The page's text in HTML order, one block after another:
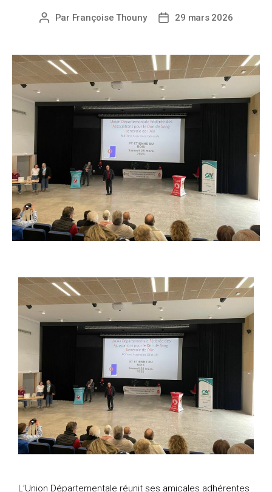
Par Françoise Thouny 29 mars 2026
L’Union Départementale réunit ses amicales adhérentes